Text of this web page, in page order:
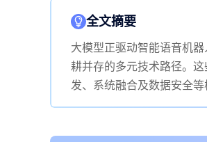
全文摘要
大模型正驱动智能语音机
耕并存的多元技术路径。
发、系统融合及数据安全